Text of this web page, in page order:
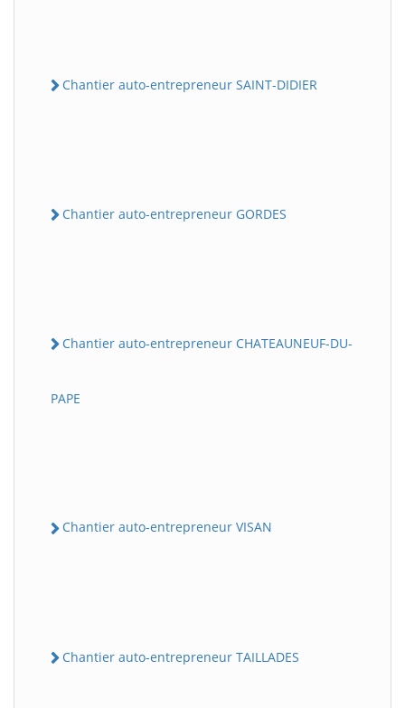
Chantier auto-entrepreneur SAINT-DIDIER
Chantier auto-entrepreneur GORDES
Chantier auto-entrepreneur CHATEAUNEUF-DU-
PAPE
Chantier auto-entrepreneur VISAN
Chantier auto-entrepreneur TAILLADES